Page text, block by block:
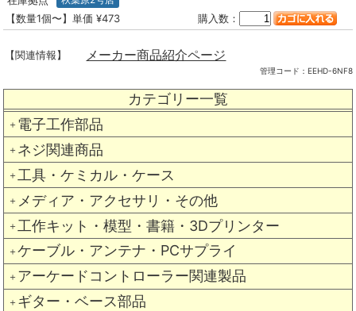
カテゴリー一覧
＋ 電子工作部品
＋ ネジ関連商品
＋ 工具・ケミカル・ケース
＋ メディア・アクセサリ・その他
＋ 工作キット・模型・書籍・3Dプリンター
＋ ケーブル・アンテナ・PCサプライ
＋ アーケードコントローラー関連製品
＋ ギター・ベース部品
【数量1個〜】単価 ¥473 購入数：
【関連情報】 メーカー商品紹介ページ
管理コード： EEHD-6NF8